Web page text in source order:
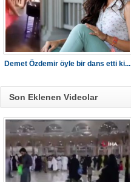
Demet Özdemir öyle bir dans etti ki...
Son Eklenen Videolar